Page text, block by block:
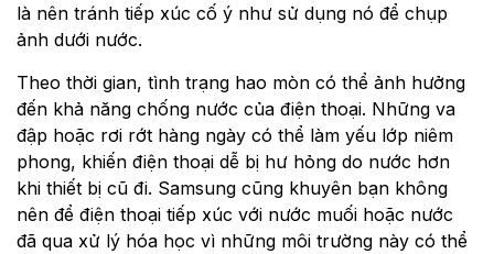
là nên tránh tiếp xúc cố ý như sử dụng nó để chụp
ảnh dưới nước.
Theo thời gian, tình trạng hao mòn có thể ảnh hưởng
đến khả năng chống nước của điện thoại. Những va
đập hoặc rơi rớt hàng ngày có thể làm yếu lớp niêm
phong, khiến điện thoại dễ bị hư hỏng do nước hơn
khi thiết bị cũ đi. Samsung cũng khuyên bạn không
nên để điện thoại tiếp xúc với nước muối hoặc nước
đã qua xử lý hóa học vì những môi trường này có thể